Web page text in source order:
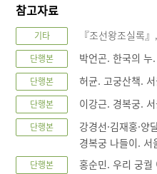
참고자료
기타 『조선왕조실
단행본 박언곤. 한국의
단행본 허균. 고궁산책.
단행본 이강근. 경복궁.
단행본
강경선·김재홍·
경복궁 나들이.
단행본 홍순민. 우리 궁